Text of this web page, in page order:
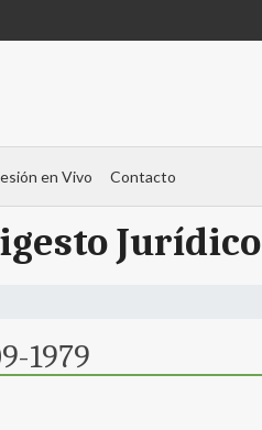
en Vivo Contacto
Jurídico
1979